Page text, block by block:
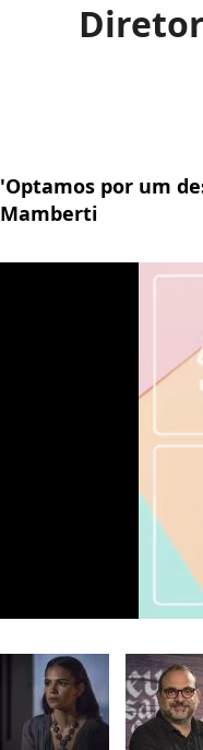
'Optamos por um
Mamberti